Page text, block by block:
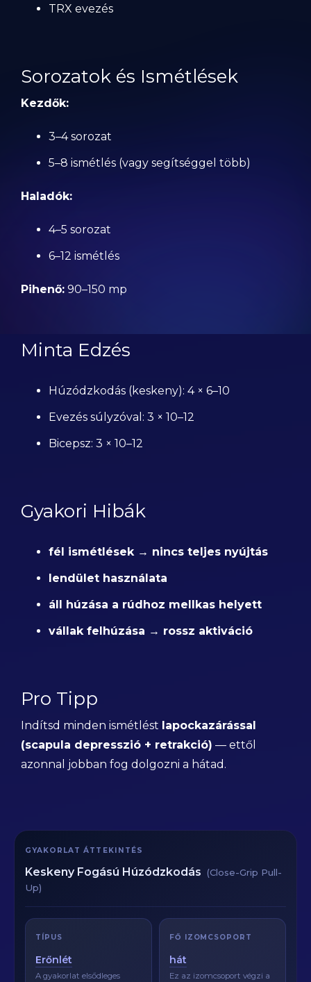
TRX evezés
Sorozatok és Ismétlések
Kezdők:
3–4 sorozat
5–8 ismétlés (vagy segítséggel több)
Haladók:
4–5 sorozat
6–12 ismétlés
Pihenő: 90–150 mp
Minta Edzés
Húzódzkodás (keskeny): 4 × 6–10
Evezés súlyzóval: 3 × 10–12
Bicepsz: 3 × 10–12
Gyakori Hibák
fél ismétlések → nincs teljes nyújtás
lendület használata
áll húzása a rúdhoz mellkas helyett
vállak felhúzása → rossz aktiváció
Pro Tipp
Indítsd minden ismétlést lapockazárással
(scapula depresszió + retrakció) — ettől
azonnal jobban fog dolgozni a hátad.
GYAKORLAT ÁTTEKINTÉS
Keskeny Fogású Húzódzkodás (Close-Grip Pull-
Up)
TÍPUS
Erőnlét
A gyakorlat elsődleges
FŐ IZOMCSOPORT
hát
Ez az izomcsoport végzi a